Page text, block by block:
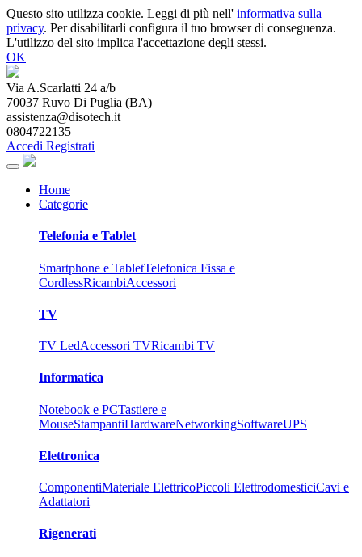
Questo sito utilizza cookie. Leggi di più nell' informativa sulla
privacy. Per disabilitarli configura il tuo browser di conseguenza.
L'utilizzo del sito implica l'accettazione degli stessi.
OK
Via A.Scarlatti 24 a/b
70037 Ruvo Di Puglia (BA)
assistenza@disotech.it
0804722135
Accedi Registrati
Home
Categorie
Telefonia e Tablet
Smartphone e TabletTelefonica Fissa e
CordlessRicambiAccessori
TV
TV LedAccessori TVRicambi TV
Informatica
Notebook e PCTastiere e
MouseStampantiHardwareNetworkingSoftwareUPS
Elettronica
ComponentiMateriale ElettricoPiccoli ElettrodomesticiCavi e
Adattatori
Rigenerati